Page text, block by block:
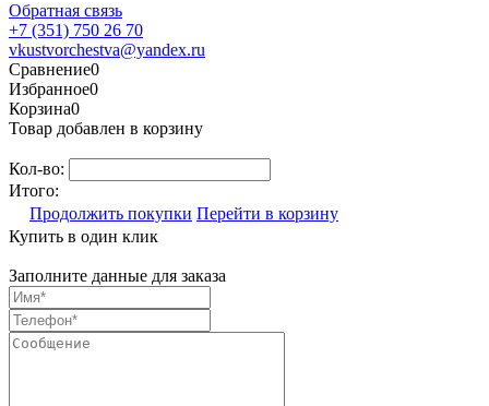
Обратная связь
+7 (351) 750 26 70
vkustvorchestva@yandex.ru
Сравнение0
Избранное0
Корзина0
Товар добавлен в корзину
Кол-во:
Итого:
Продолжить покупки Перейти в корзину
Купить в один клик
Заполните данные для заказа